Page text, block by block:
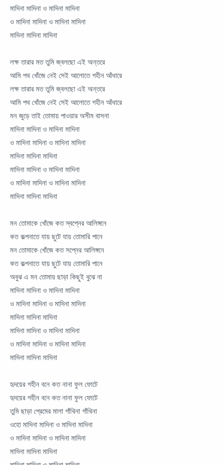
মাদিনা মাদিনা ও মাদিনা মাদিনা
ও মাদিনা মাদিনা ও মাদিনা মাদিনা
মাদিনা মাদিনা মাদিনা
লক্ষ তারার মত তুমি জ্বলছো এই অন্তরে
আমি পথ খোঁজে নেই সেই আলোতে গহীন আঁধারে
লক্ষ তারার মত তুমি জ্বলছো এই অন্তরে
আমি পথ খোঁজে নেই সেই আলোতে গহীন আঁধারে
মন জুড়ে তাই তোমায় পাওয়ার অসীম বাসনা
মাদিনা মাদিনা ও মাদিনা মাদিনা
ও মাদিনা মাদিনা ও মাদিনা মাদিনা
মাদিনা মাদিনা মাদিনা
মাদিনা মাদিনা ও মাদিনা মাদিনা
ও মাদিনা মাদিনা ও মাদিনা মাদিনা
মাদিনা মাদিনা মাদিনা
মন তোমাকে খোঁজে কত স্বপ্নের আলিঙ্গনে
কত কল্পনাতে যায় ছুটে যায় তোমারি পানে
মন তোমাকে খোঁজে কত সপ্নের আলিঙ্গনে
কত কল্পনাতে যায় ছুটে যায় তোমারি পানে
অবুঝ এ মন তোমায় ছাড়া কিছুই বুঝে না
মাদিনা মাদিনা ও মাদিনা মাদিনা
ও মাদিনা মাদিনা ও মাদিনা মাদিনা
মাদিনা মাদিনা মাদিনা
মাদিনা মাদিনা ও মাদিনা মাদিনা
ও মাদিনা মাদিনা ও মাদিনা মাদিনা
মাদিনা মাদিনা মাদিনা
হৃদয়ের গহীন বনে কত নানা ফুল ফোটে
হৃদয়ের গহীন বনে কত নানা ফুল ফোটে
তুমি ছাড়া প্রেমের মালা গাঁথিনা গাঁথিনা
ওহো মাদিনা মাদিনা ও মাদিনা মাদিনা
ও মাদিনা মাদিনা ও মাদিনা মাদিনা
মাদিনা মাদিনা মাদিনা